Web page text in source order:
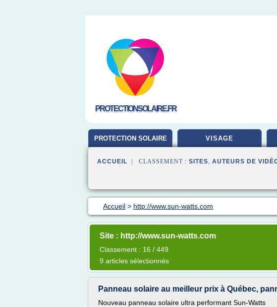
PROTECTIONSOLAIRE.FR
PROTECTION SOLAIRE VISAGE
ACCUEIL | CLASSEMENT : SITES, AUTEURS DE
Accueil > http://www.sun-watts.com
Site : http://www.sun-watts.com
Classement : 16 / 449
9 articles sélectionnés
Panneau solaire au meilleur prix à Québec,
Nouveau panneau solaire ultra performant Sun-Watts